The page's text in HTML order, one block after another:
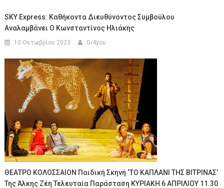
SKY Express: Καθήκοντα Διευθύνοντος Συμβούλου
Αναλαμβάνει Ο Κωνσταντίνος Ηλιάκης
10 Οκτωβρίου 2023 Gr4you
ΘΕΑΤΡΟ ΚΟΛΟΣΣΑΙΟΝ Παιδική Σκηνή ‘ΤΟ ΚΑΠΛΑΝΙ ΤΗΣ ΒΙΤΡΙΝΑΣ’
Της Άλκης Ζέη Τελευταία Παράσταση ΚΥΡΙΑΚΗ 6 ΑΠΡΙΛΙΟΥ 11.30